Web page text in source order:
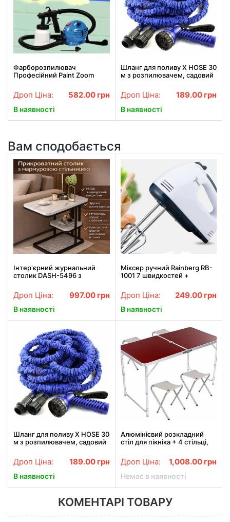
Фарборозпилювач
Професійний Paint Zoom
Дроп Ціна: 582.00 грн
В наявності
Шланг для поливу X HOSE 30
м з розпилювачем, садовий
саду СИНІЙ
Дроп Ціна: 189.00 грн
В наявності
Вам сподобається
Інтер'єрний журнальний
столик DASH-5496 з
50×30×58 см, з нижньою
полицею, чорний
металевий каркас
Дроп Ціна: 997.00 грн
В наявності
Міксер ручний Rainberg RB-
1001 7 швидкостей +
Дроп Ціна: 249.00 грн
В наявності
Шланг для поливу X HOSE 30
м з розпилювачем, садовий
саду СИНІЙ
Дроп Ціна: 189.00 грн
В наявності
Алюмінієвий розкладний
стіл для пікніка + 4 стільці,
Дроп Ціна: 1,008.00 грн
Немає в наявності
КОМЕНТАРІ ТОВАРУ